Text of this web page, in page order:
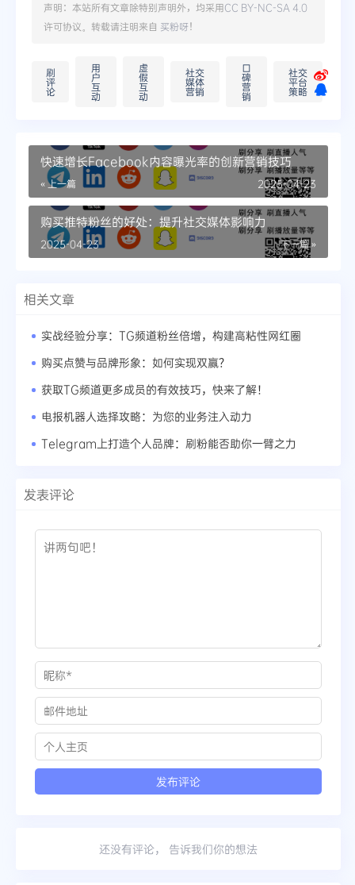
声明：本站所有文章除特别声明外，均采用CC BY-NC-SA 4.0
许可协议。转载请注明来自 买粉呀！
刷
评
论
用
户
互
动
虚
假
互
动
社交
媒体
营销
口
碑
营
销
社交
平台
策略
快速增长Facebook内容曝光率的创新营销技巧
« 上一篇 2025-04-23
购买推特粉丝的好处：提升社交媒体影响力
下一篇 »
2025-04-23
相关文章
实战经验分享：TG频道粉丝倍增，构建高粘性网红圈
购买点赞与品牌形象：如何实现双赢？
获取TG频道更多成员的有效技巧，快来了解！
电报机器人选择攻略：为您的业务注入动力
Telegram上打造个人品牌：刷粉能否助你一臂之力
发表评论
还没有评论， 告诉我们你的想法